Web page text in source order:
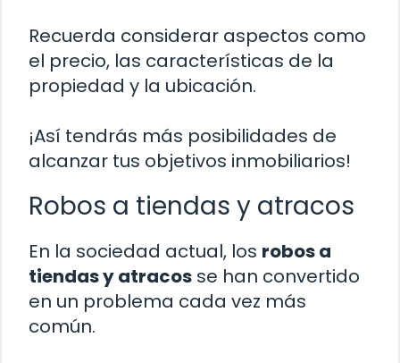
Recuerda considerar aspectos como
el precio, las características de la
propiedad y la ubicación.
¡Así tendrás más posibilidades de
alcanzar tus objetivos inmobiliarios!
Robos a tiendas y atracos
En la sociedad actual, los robos a
tiendas y atracos se han convertido
en un problema cada vez más
común.